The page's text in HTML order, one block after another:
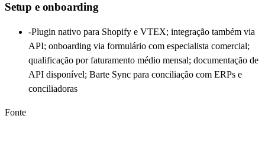
Setup e onboarding
-Plugin nativo para Shopify e VTEX; integração também via
API; onboarding via formulário com especialista comercial;
qualificação por faturamento médio mensal; documentаção de
API disponível; Barte Sync para conciliação com ERPs e
conciliadoras
Fonte